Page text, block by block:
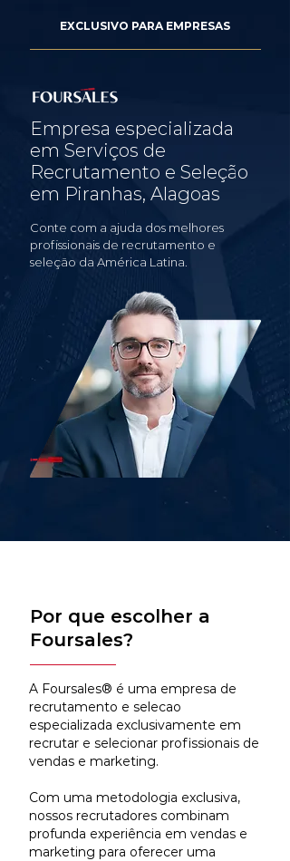
EXCLUSIVO PARA EMPRESAS
Empresa especializada
em Serviços de
Recrutamento e Seleção
em Piranhas, Alagoas
Conte com a ajuda dos melhores
profissionais de recrutamento e
seleção da América Latina.
Por que escolher a
Foursales?
A Foursales® é uma empresa de
recrutamento e selecao
especializada exclusivamente em
recrutar e selecionar profissionais de
vendas e marketing.
Com uma metodologia exclusiva,
nossos recrutadores combinam
profunda experiência em vendas e
marketing para oferecer uma